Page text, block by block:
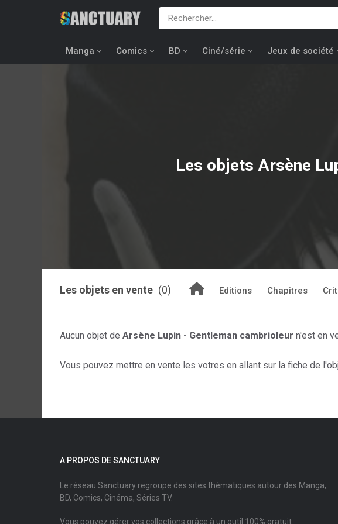
Manga Comics BD Ciné/série Jeux de société
Les objets Arsène
Les objets en vente (0) Editions Chapitres
Aucun objet de Arsène Lupin - Gentleman cambrioleur n'est en
Vous pouvez mettre en vente les votres en allant sur la fiche de
A PROPOS DE SANCTUARY
Le réseau Sanctuary regroupe des sites thématiques autour des Manga,
BD, Comics, Cinéma, Séries TV.
Vous pouvez gérer vos collections grâce à un outil 100% gratuit.